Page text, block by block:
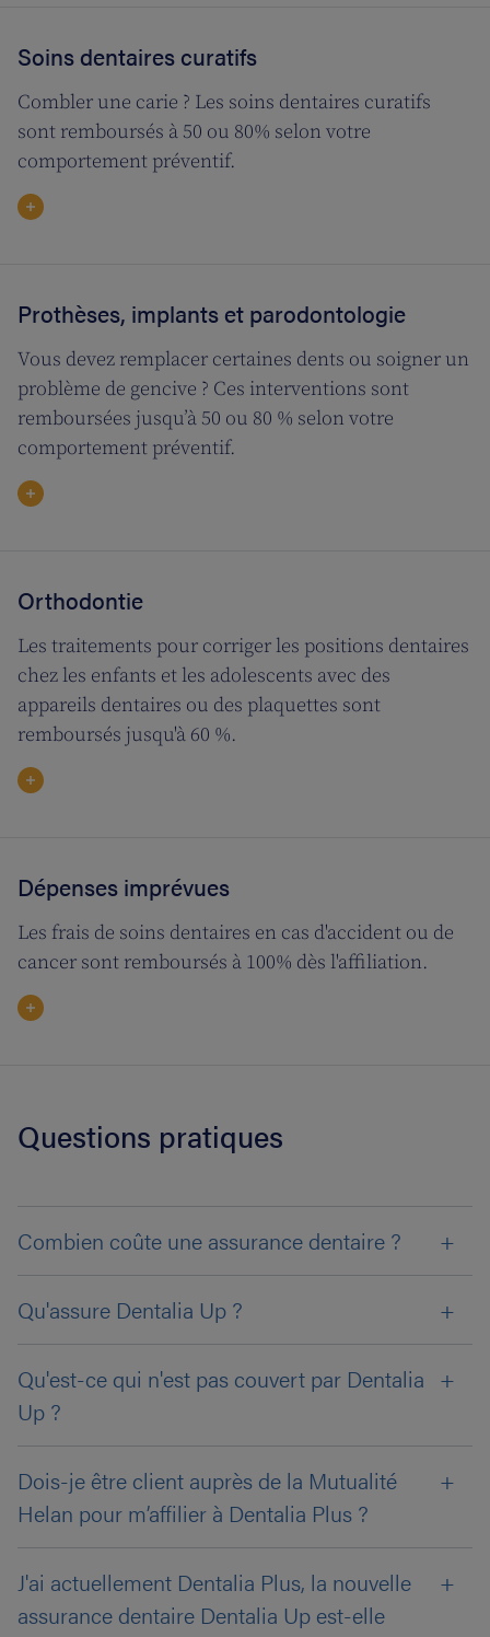
Soins dentaires curatifs
Combler une carie ? Les soins dentaires curatifs
sont remboursés à 50 ou 80% selon votre
comportement préventif.
Prothèses, implants et parodontologie
Vous devez remplacer certaines dents ou soigner un
problème de gencive ? Ces interventions sont
remboursées jusqu’à 50 ou 80 % selon votre
comportement préventif.
Orthodontie
Les traitements pour corriger les positions dentaires
chez les enfants et les adolescents avec des
appareils dentaires ou des plaquettes sont
remboursés jusqu'à 60 %.
Dépenses imprévues
Les frais de soins dentaires en cas d'accident ou de
cancer sont remboursés à 100% dès l'affiliation.
Questions pratiques
Combien coûte une assurance dentaire ?
Qu'assure Dentalia Up ?
Qu'est-ce qui n'est pas couvert par Dentalia
Up ?
Dois-je être client auprès de la Mutualité
Helan pour m’affilier à Dentalia Plus ?
J'ai actuellement Dentalia Plus, la nouvelle
assurance dentaire Dentalia Up est-elle